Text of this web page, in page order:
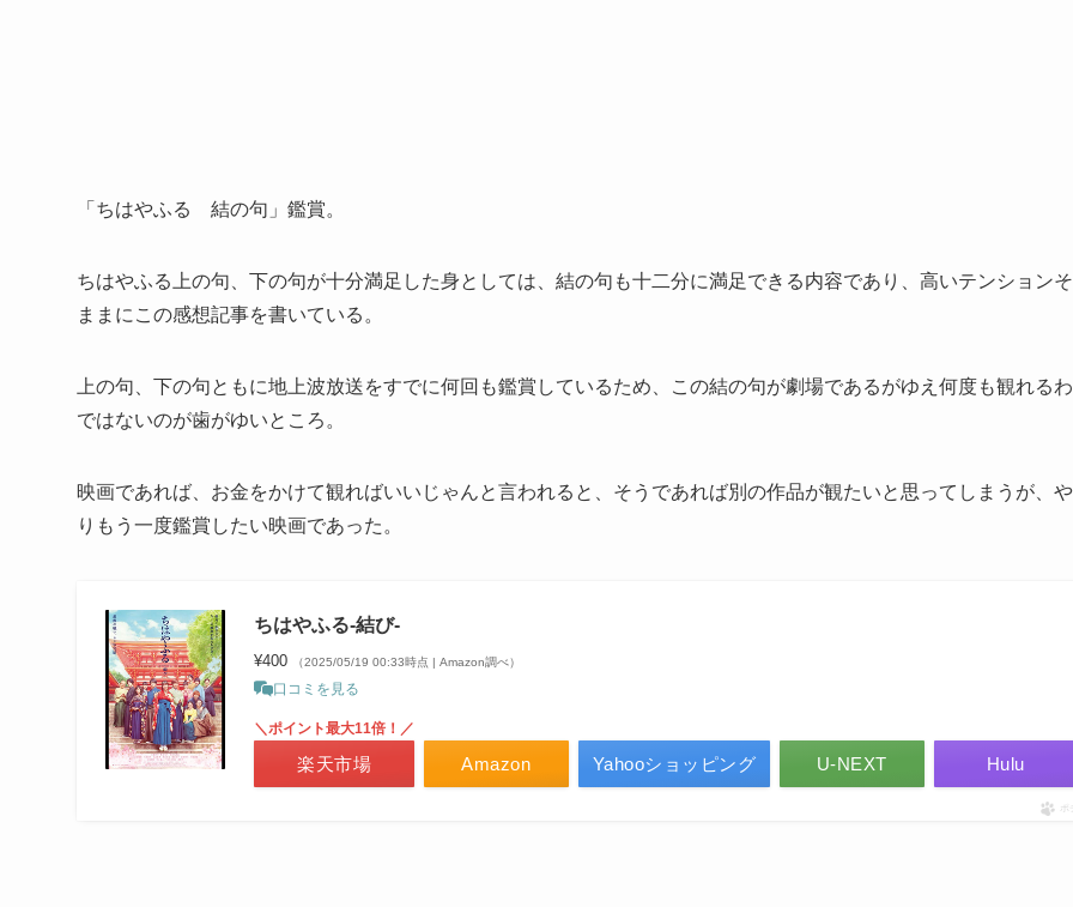
「ちはやふる 結の句」鑑賞。
ちはやふる上の句、下の句が十分満足した身としては、結の句も十二分に満足できる内容であり、高いテンション
ままにこの感想記事を書いている。
上の句、下の句ともに地上波放送をすでに何回も鑑賞しているため、この結の句が劇場であるがゆえ何度も観れる
ではないのが歯がゆいところ。
映画であれば、お金をかけて観ればいいじゃんと言われると、そうであれば別の作品が観たいと思ってしまうが、
りもう一度鑑賞したい映画であった。
ちはやふる-結び-
¥400 （2025/05/19 00:33時点 | Amazon調べ）
口コミを見る
Amazon
＼ポイント最大11倍！／
楽天市場 Yahooショッピング U-NEXT Hulu
ポ